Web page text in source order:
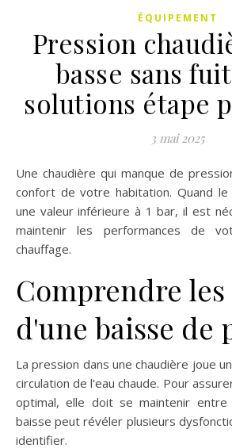
ÉQUIPEMENT
Pression
basse sans
solutions étape
3 mai 2025
Une chaudière qui manque de pression peut perturber le
confort de votre habitation. Quand le
une valeur inférieure à 1 bar, il est
maintenir les performances de
chauffage.
Comprendre les
d'une baisse de
La pression dans une chaudière joue
circulation de l'eau chaude. Pour
optimal, elle doit se maintenir
baisse peut révéler plusieurs
identifier.